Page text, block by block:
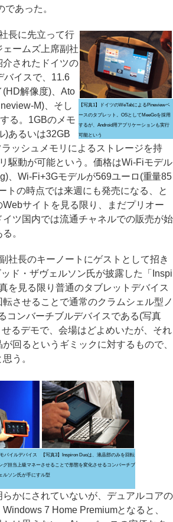
あった。
【写真1】ドイツのWeTabによるPineviewベ
ースのタブレット。OSとしてMeeGoを採用
するが、Android用アプリケーションも実行
可能という
長に先立って行
ームズ上席副社
されたドイツの
バイスで、11.6
解像度)、Ato
M)、そし
る。1GBのメモ
)あるいは32GB
ッシュメモリによるストレージを持
駆動が可能という。価格はWi-Fiモデル
、Wi-Fi+3Gモデルが569ユーロ(重量85
トの時点では来週にも発売になる、と
サイトを見る限り、まだプリオー
ツ国内では流通チャネルでの販売が始
。
社長のキーノートにゲストとして招き
ド・ザヴェルソン氏が披露した「Inspi
を見る限り普通のタブレットデバイス
させることで通常のクラムシェル型ノ
コンバーチブルデバイスである(写真
るデモで、会場はどよめいたが、それ
回るというギミックに対するもので、
う。
バイルデバイス
グ担当上級マネー
ルソン氏が手にす
【写真3】Inspiron Duoは、液晶部のみを回転
させることで形態を変化させるコンバーチブ
ル型
かにされていないが、デュアルコアの
7 Home Premiumとなると、